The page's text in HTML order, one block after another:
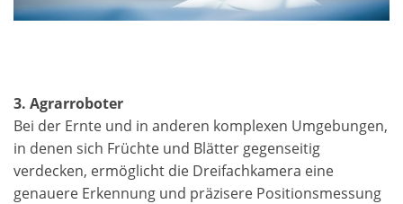
3. Agrarroboter
Bei der Ernte und in anderen komplexen Umgebungen,
in denen sich Früchte und Blätter gegenseitig
verdecken, ermöglicht die Dreifachkamera eine
genauere Erkennung und präzisere Positionsmessung